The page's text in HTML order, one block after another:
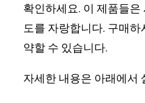
확인하세요. 이 제품들
도를 자랑합니다. 구매
약할 수 있습니다.
자세한 내용은 아래에서